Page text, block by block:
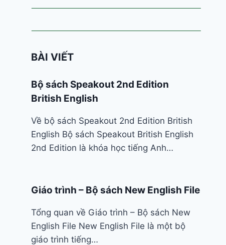
mục
BÀI VIẾT
Bộ sách Speakout 2nd Edition
British English
Về bộ sách Speakout 2nd Edition British
English Bộ sách Speakout British English
2nd Edition là khóa học tiếng Anh…
Giáo trình – Bộ sách New English File
Tổng quan về Giáo trình – Bộ sách New
English File New English File là một bộ
giáo trình tiếng…